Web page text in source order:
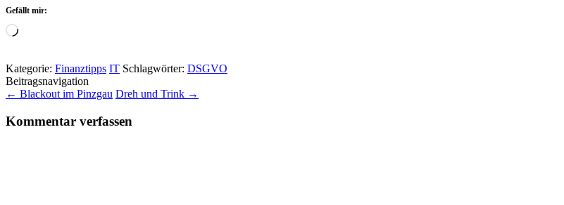
Gefällt mir:
Wird
Kategorie: Finanztipps IT Schlagwörter: DSGVO
Beitragsnavigation
← Blackout im Pinzgau Dreh und Trink →
Kommentar verfassen